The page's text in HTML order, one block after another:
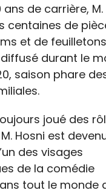
ans de carrière,
centaines de
et de
durant le
saison phare
joué des
Hosni est
des visages
de la comédie
tout le monde